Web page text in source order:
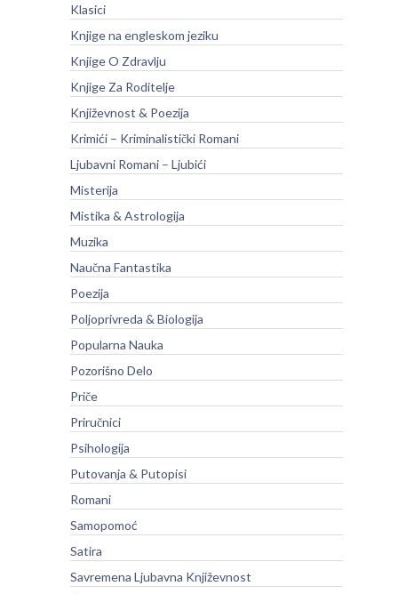
Klasici
Knjige na engleskom jeziku
Knjige O Zdravlju
Knjige Za Roditelje
Književnost & Poezija
Krimići – Kriminalistički Romani
Ljubavni Romani – Ljubići
Misterija
Mistika & Astrologija
Muzika
Naučna Fantastika
Poezija
Poljoprivreda & Biologija
Popularna Nauka
Pozorišno Delo
Priče
Priručnici
Psihologija
Putovanja & Putopisi
Romani
Samopomoć
Satira
Savremena Ljubavna Književnost